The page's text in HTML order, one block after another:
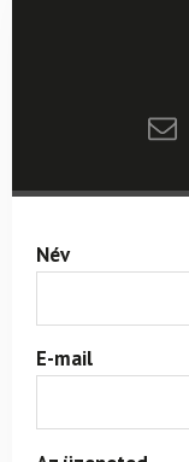
Név
E-mail